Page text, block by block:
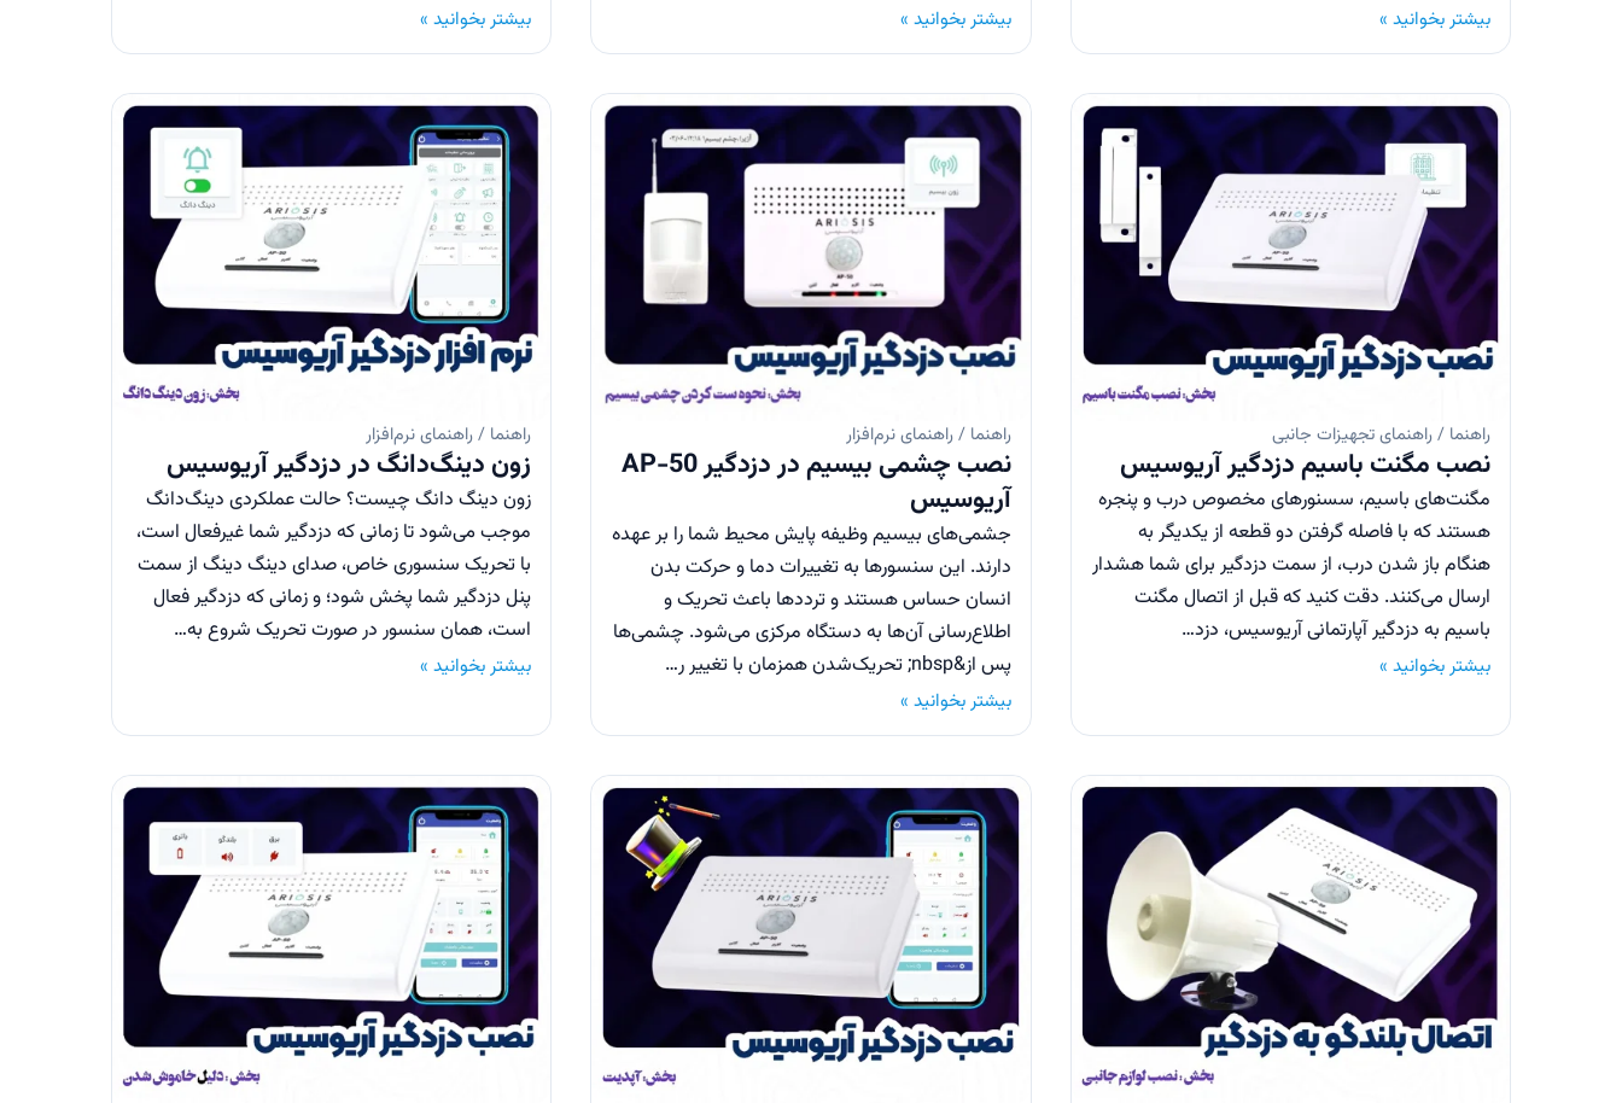
بیشتر بخوانید » بیشتر بخوانید » بیشتر بخوانید »
راهنما / راهنمای تجهیزات جانبی
نصب مگنت باسیم دزدگیر آریوسیس
مگنت‌های باسیم، سسنور‌های مخصوص درب و پنجره
هستند که با فاصله گرفتن دو قطعه از یکدیگر به
هنگام باز شدن درب، از سمت دزدگیر برای شما هشدار
ارسال می‌کنند. دقت کنید که قبل از اتصال مگنت
باسیم به دزدگیر آپارتمانی آریوسیس، دزد…
بیشتر بخوانید »
راهنما / راهنمای نرم‌افزار
نصب چشمی بیسیم در دزدگیر AP-50
آریوسیس
جشمی‌های بیسیم وظیفه پایش محیط شما را بر عهده
دارند. این سنسور‌ها به تغییرات دما و حرکت بدن
انسان حساس هستند و ترددها باعث تحریک و
اطلاع‌رسانی آن‌ها به دستگاه مرکزی می‌شود. چشمی‌ها
پس از&nbsp; تحریک‌شدن همزمان با تغییر ر…
بیشتر بخوانید »
راهنما / راهنمای نرم‌افزار
زون دینگ‌دانگ در دزدگیر آریوسیس
زون دینگ دانگ چیست؟ حالت عملکردی دینگ‌دانگ
موجب می‌شود تا زمانی که دزدگیر شما غیر‌فعال است،
با تحریک سنسوری خاص، صدای دینگ دینگ از سمت
پنل دزدگیر شما پخش شود؛ و زمانی که دزدگیر فعال
است، همان سنسور در صورت تحریک شروع به…
بیشتر بخوانید »